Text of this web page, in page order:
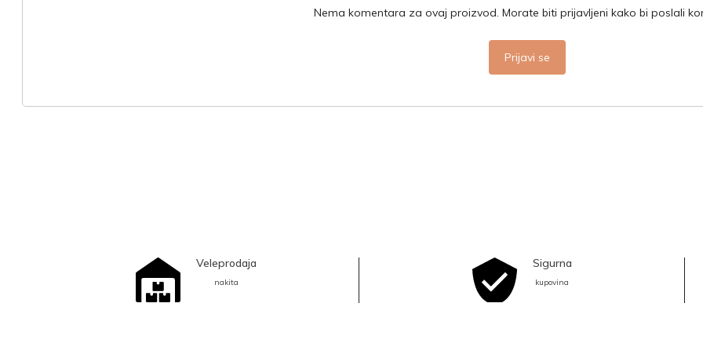
Nema komentara za ovaj proizvod. Morate biti prijavljeni kako bi poslali
Prijavi se
Veleprodaja
nakita
Sigurna
kupovina